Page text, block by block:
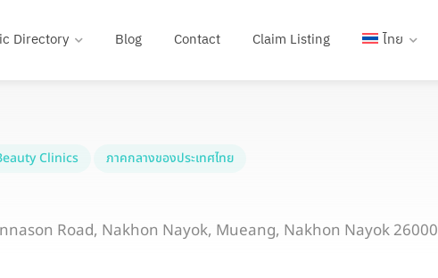
Directory Blog Contact Claim Listing ไทย
Clinics ภาคกลางของประเทศไทย
Road, Nakhon Nayok, Mueang, Nakhon Nayok 26000